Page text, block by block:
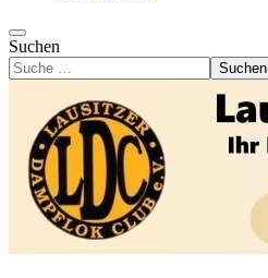
Suchen
Suchen